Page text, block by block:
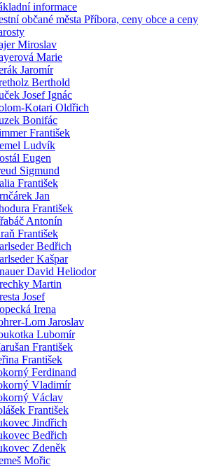
informace
občané města Příbora, ceny obce a ceny
Miroslav
Marie
Jaromír
Berthold
Josef Ignác
Kotari Oldřich
Bonifác
František
Ludvík
Eugen
Sigmund
František
Jan
František
Antonín
František
Bedřich
Kašpar
David Heliodor
Martin
Josef
Irena
Lom Jaroslav
Lubomír
František
František
Ferdinand
Vladimír
Václav
František
Jindřich
Bedřich
Zdeněk
Mořic